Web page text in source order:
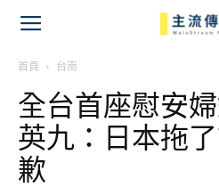
首頁 台南
全台首座慰安
英九：日本拖
歉